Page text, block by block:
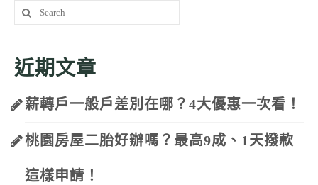
Search
for:
近期文章
薪轉戶一般戶差別在哪？4大優惠一次看！
桃園房屋二胎好辦嗎？最高9成、1天撥款
這樣申請！